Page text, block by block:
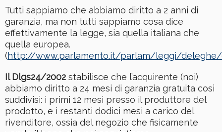
Tutti sappiamo che abbiamo diritto a 2 anni di
garanzia, ma non tutti sappiamo cosa dice
effettivamente la legge, sia quella italiana che
quella europea.
(http://www.parlamento.it/parlam/leggi/deleghe/
Il Dlgs24/2002 stabilisce che l’acquirente (noi)
abbiamo diritto a 24 mesi di garanzia gratuita così
suddivisi: i primi 12 mesi presso il produttore del
prodotto, e i restanti dodici mesi a carico del
rivenditore, ossia del negozio che fisicamente